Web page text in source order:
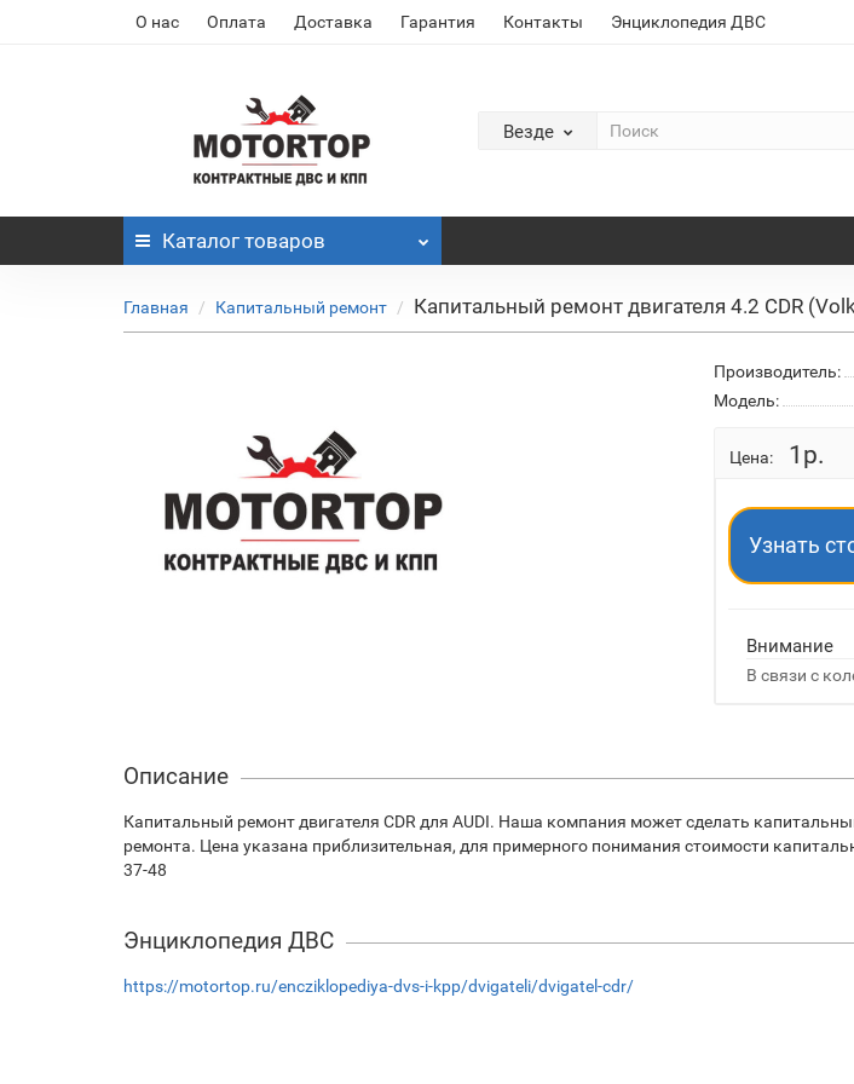
О нас Оплата Доставка Гарантия Контакты Энциклопедия ДВС
Везде
Каталог товаров
Главная Капитальный ремонт Капитальный ремонт двигателя 4.2 CDR
Производитель:
Модель:
Цена: 1р.
Узнать
Внимание
В связи с
Описание
Капитальный ремонт двигателя CDR для AUDI. Наша компания может сделать
ремонта. Цена указана приблизительная, для примерного понимания стоимости
37-48
Энциклопедия ДВС
https://motortop.ru/encziklopediya-dvs-i-kpp/dvigateli/dvigatel-cdr/